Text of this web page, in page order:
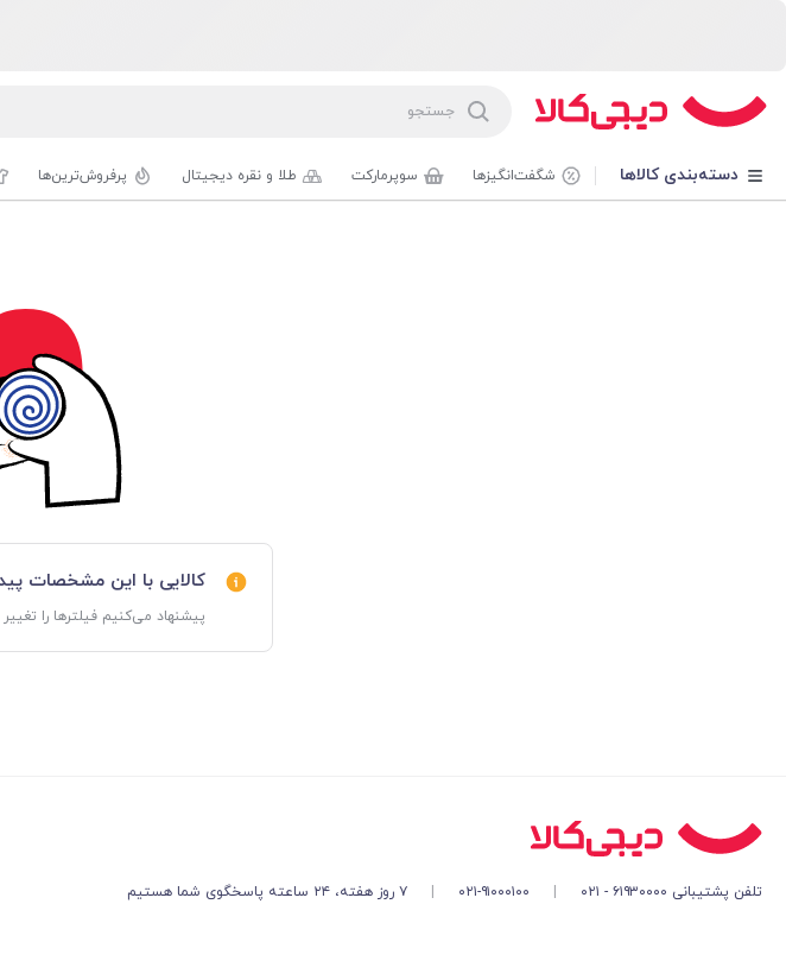
دسته‌بندی کالاها شگفت‌انگیزها سوپرمارکت طلا و نقره دیجیتال پرفروش‌ترین‌ها
کالایی با این مشخصات
پیشنهاد می‌کنیم فیلترها را
تلفن پشتیبانی ۶۱۹۳۰۰۰۰ - ۰۲۱ ۰۲۱-۹۱۰۰۰۱۰۰ ۷ روز هفته، ۲۴ ساعته پاسخگوی شما هستیم